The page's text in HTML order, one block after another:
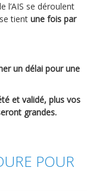
l’AIS se déroulent
tient une fois par
un délai pour une
et validé, plus vos
grandes.
POUR